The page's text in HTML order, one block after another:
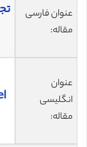
عنوان فارسی
مقاله:
عنوان
انگلیسی
مقاله: